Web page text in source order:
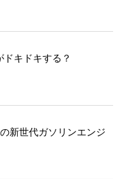
キドキする？
新世代ガソリンエンジ